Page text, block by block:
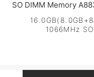
1066MHz